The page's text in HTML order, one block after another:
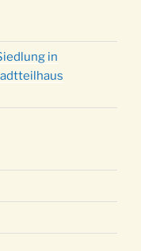
in der Kirche
der Kirche um
in